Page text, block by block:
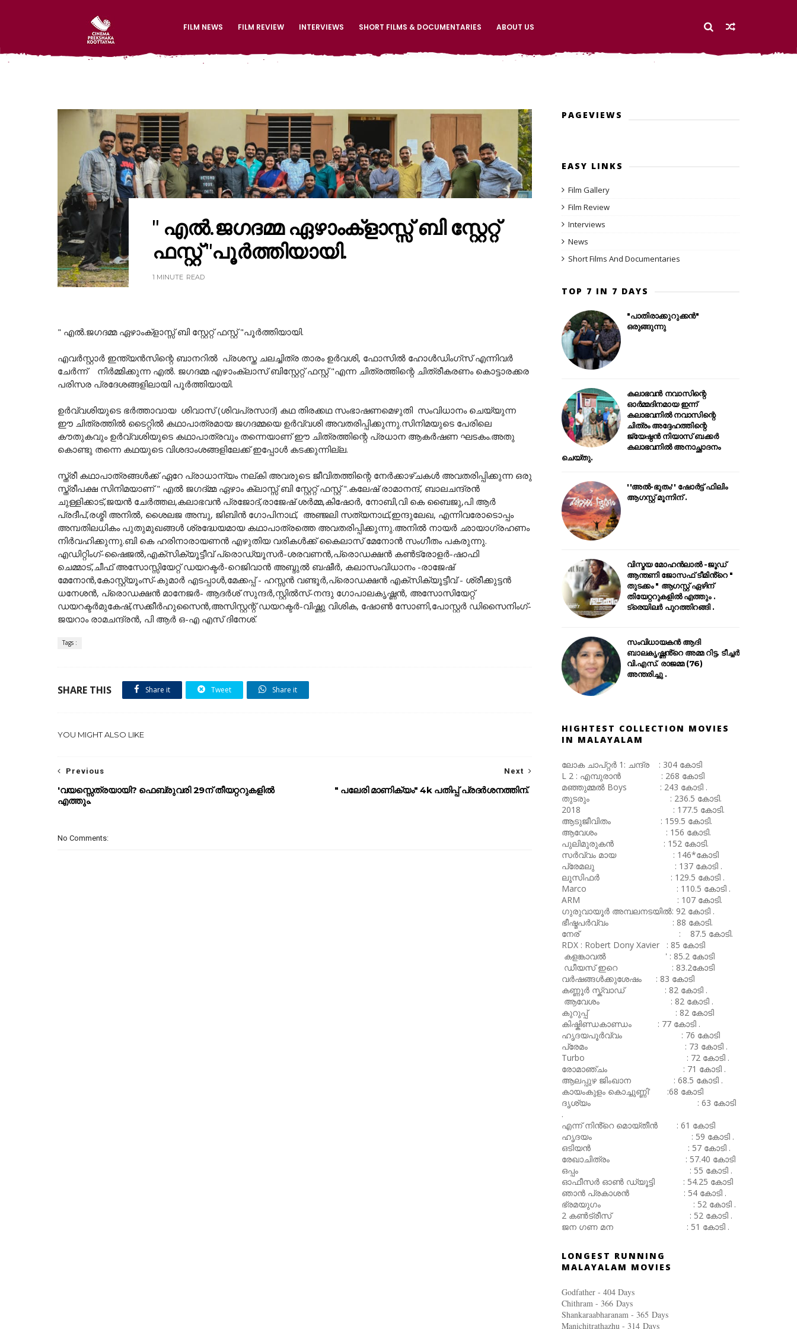
FILM NEWS FILM REVIEW INTERVIEWS SHORT FILMS & DOCUMENTARIES ABOUT US
" എൽ.ജഗദമ്മ ഏഴാംക്ളാസ്സ് ബി സ്റ്റേറ്റ്
ഫസ്റ്റ് "പൂർത്തിയായി.
1 MINUTE READ
" എൽ.ജഗദമ്മ ഏഴാംക്ളാസ്സ് ബി സ്റ്റേറ്റ് ഫസ്റ്റ് "പൂർത്തിയായി.
എവർസ്റ്റാർ ഇന്ത്യൻസിന്റെ ബാനറിൽ പ്രശസ്ത ചലച്ചിത്ര താരം ഉർവശി, ഫോസിൽ ഹോൾഡിംഗ്സ് എന്നിവർ
ചേർന്ന് നിർമ്മിക്കുന്ന എൽ. ജഗദമ്മ എഴാംക്ലാസ് ബിസ്റ്റേറ്റ് ഫസ്റ്റ് "എന്ന ചിത്രത്തിന്റെ ചിത്രീകരണം കൊട്ടാരക്കര
പരിസര പ്രദേശങ്ങളിലായി പൂർത്തിയായി.
ഉർവ്വശിയുടെ ഭർത്താവായ ശിവാസ് (ശിവപ്രസാദ്) കഥ തിരക്കഥ സംഭാഷണമെഴുതി സംവിധാനം ചെയ്യുന്ന
ഈ ചിത്രത്തിൽ ടൈറ്റിൽ കഥാപാത്രമായ ജഗദമ്മയെ ഉർവ്വശി അവതരിപ്പിക്കുന്നു.സിനിമയുടെ പേരിലെ
കൗതുകവും ഉർവ്വശിയുടെ കഥാപാത്രവും തന്നെയാണ് ഈ ചിത്രത്തിന്റെ പ്രധാന ആകർഷണ ഘടകം.അതു
കൊണ്ടു തന്നെ കഥയുടെ വിശദാംശങ്ങളിലേക്ക് ഇപ്പോൾ കടക്കുന്നില്ല.
സ്ത്രീ കഥാപാത്രങ്ങൾക്ക് ഏറേ പ്രാധാന്യം നല്കി അവരുടെ ജീവിതത്തിന്റെ നേർക്കാഴ്ചകൾ അവതരിപ്പിക്കുന്ന ഒരു
സ്ത്രീപക്ഷ സിനിമയാണ് " എൽ ജഗദ്മ്മ ഏഴാം ക്ലാസ്സ് ബി സ്റ്റേറ്റ് ഫസ്റ്റ് ".കലേഷ് രാമാനന്ദ്, ബാലചന്ദ്രൻ
ചുള്ളിക്കാട്,ജയൻ ചേർത്തല,കലാഭവൻ പ്രജോദ്,രാജേഷ് ശർമ്മ,കിഷോർ, നോബി,വി കെ ബൈജു,പി ആർ
പ്രദീപ്,രശ്മി അനിൽ, ശൈലജ അമ്പു, ജിബിൻ ഗോപിനാഥ്, അഞ്ജലി സത്യനാഥ്,ഇന്ദുലേഖ, എന്നിവരോടൊപ്പം
അമ്പതിലധികം പുതുമുഖങ്ങൾ ശ്രദ്ധേയമായ കഥാപാത്രത്തെ അവതരിപ്പിക്കുന്നു.അനിൽ നായർ ഛായാഗ്രഹണം
നിർവഹിക്കുന്നു.ബി കെ ഹരിനാരായണൻ എഴുതിയ വരികൾക്ക് കൈലാസ് മേനോൻ സംഗീതം പകരുന്നു.
എഡിറ്റിംഗ്-ഷൈജൽ,എക്സിക്യൂട്ടീവ് പ്രൊഡ്യൂസർ-ശരവണൻ,പ്രൊഡക്ഷൻ കൺട്രോളർ-ഷാഫി
ചെമ്മാട്,ചീഫ് അസോസ്സിയേറ്റ് ഡയറക്ടർ-റെജിവാൻ അബ്ദുൽ ബഷീർ, കലാസംവിധാനം -രാജേഷ്
മേനോൻ,കോസ്റ്റ്യൂംസ്-കുമാർ എടപ്പാൾ,മേക്കപ്പ് - ഹസ്സൻ വണ്ടൂർ,പ്രൊഡക്ഷൻ എക്സിക്യൂട്ടീവ് - ശ്രീക്കുട്ടൻ
ധനേശൻ, പ്രൊഡക്ഷൻ മാനേജർ- ആദർശ് സുന്ദർ,സ്റ്റിൽസ്-നന്ദു ഗോപാലകൃഷ്ണൻ, അസോസിയേറ്റ്
ഡയറക്ടർമുകേഷ്,സക്കീർഹുസൈൻ,അസിസ്റ്റന്റ് ഡയറക്ടർ-വിഷ്ണു വിശിക, ഷോൺ സോണി,പോസ്റ്റർ ഡിസൈനിംഗ്-
ജയറാം രാമചന്ദ്രൻ, പി ആർ ഒ-എ എസ് ദിനേശ്.
Tags :
SHARE THIS Share it Tweet Share it
YOU MIGHT ALSO LIKE
Next
" പലേരി മാണിക്യം" 4k പതിപ്പ് പ്രദർശനത്തിന്.
Previous
'വയസ്സെത്രയായി? ഫെബ്രുവരി 29ന് തീയറ്ററുകളിൽ
എത്തും.
No Comments:
PAGEVIEWS
EASY LINKS
Film Gallery
Film Review
Interviews
News
Short Films And Documentaries
TOP 7 IN 7 DAYS
"പാതിരാക്കുറുക്കൻ"
ഒരുങ്ങുന്നു
കലാഭവൻ നവാസിന്റെ
ഓർമ്മദിനമായ ഇന്ന്
കലാഭവനിൽ നവാസിന്റെ
ചിത്രം അദ്ദേഹത്തിന്റെ
ജ്യേഷ്ഠൻ നിയാസ് ബക്കർ
കലാഭവനിൽ അനാച്ഛാദനം
ചെയ്തു.
''അൽ-ഭുതം'' ഷോർട്ട് ഫിലിം
ആഗസ്റ്റ് മൂന്നിന് .
വിസ്മയ മോഹൻലാൽ -ജൂഡ്
ആന്തണി ജോസഫ് ടീമിൻ്റെ "
തുടക്കം " ആഗസ്റ്റ് ഏഴിന്
തിയേറ്ററുകളിൽ എത്തും .
ട്രെയിലർ പുറത്തിറങ്ങി .
സംവിധായകൻ ആദി
ബാലകൃഷ്ണൻ്റെ അമ്മ റിട്ട. ടീച്ചർ
വി.എസ്. രാജമ്മ (76)
അന്തരിച്ചു .
HIGHTEST COLLECTION MOVIES
IN MALAYALAM
ലോക ചാപ്റ്റർ 1: ചന്ദ്ര : 304 കോടി
L 2 : എമ്പുരാൻ : 268 കോടി
മഞ്ഞുമ്മൽ Boys : 243 കോടി .
തുടരും : 236.5 കോടി.
2018 : 177.5 കോടി.
ആടുജീവിതം : 159.5 കോടി.
ആവേശം : 156 കോടി.
പുലിമുരുകൻ : 152 കോടി.
സർവ്വം മായ : 146*കോടി
പ്രേമലു : 137 കോടി .
ലൂസിഫർ : 129.5 കോടി .
Marco : 110.5 കോടി .
ARM : 107 കോടി.
ഗുരുവായൂർ അമ്പലനടയിൽ: 92 കോടി .
ഭീഷ്മപർവ്വം : 88 കോടി.
നേര് : 87.5 കോടി.
RDX : Robert Dony Xavier : 85 കോടി
കളങ്കാവൽ ' : 85.2 കോടി
ഡീയസ് ഇറെ : 83.2കോടി
വർഷങ്ങൾക്കുശേഷം : 83 കോടി
കണ്ണൂർ സ്ക്വാഡ് : 82 കോടി .
ആവേശം : 82 കോടി .
കുറുപ്പ് : 82 കോടി
കിഷ്കിണ്ഡകാണ്ഡം : 77 കോടി .
ഹൃദയപൂർവ്വം : 76 കോടി
പ്രേമം : 73 കോടി .
Turbo : 72 കോടി .
രോമാഞ്ചം : 71 കോടി .
ആലപ്പുഴ ജിംഖാന : 68.5 കോടി .
കായംകുളം കൊച്ചുണ്ണി' :68 കോടി
ദൃശ്യം : 63 കോടി
.
എന്ന് നിൻ്റെ മൊയ്തീൻ : 61 കോടി
ഹൃദയം : 59 കോടി .
ഒടിയൻ : 57 കോടി .
രേഖാചിത്രം : 57.40 കോടി
ഒപ്പം : 55 കോടി .
ഓഫീസർ ഓൺ ഡ്യൂട്ടി : 54.25 കോടി
ഞാൻ പ്രകാശൻ : 54 കോടി .
ഭ്രമയുഗം : 52 കോടി .
2 കൺട്രീസ് : 52 കോടി .
ജന ഗണ മന : 51 കോടി .
LONGEST RUNNING
MALAYALAM MOVIES
Godfather - 404 Days
Chithram - 366 Days
Shankaraabharanam - 365 Days
Manichitrathazhu - 314 Days